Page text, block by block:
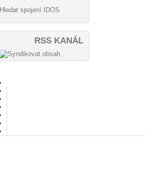
Hledat spojení IDOS
RSS KANÁL